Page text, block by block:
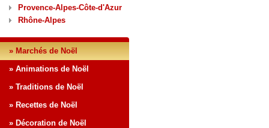
Provence-Alpes-Côte-d'Azur
Rhône-Alpes
» Marchés de Noël
» Animations de Noël
» Traditions de Noël
» Recettes de Noël
» Décoration de Noël